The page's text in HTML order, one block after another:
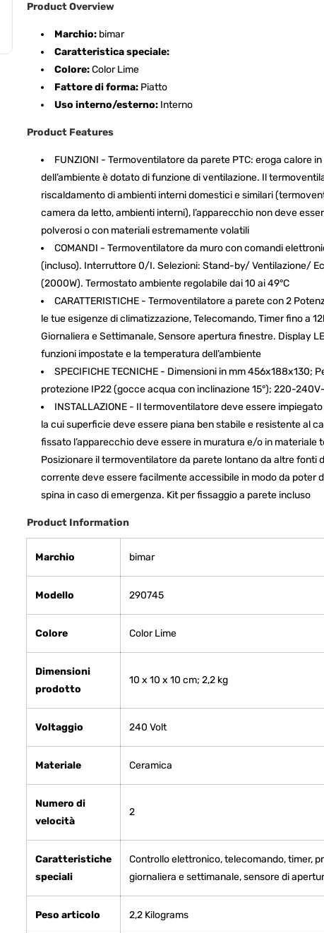
Product Overview
Marchio: bimar
Caratteristica speciale:
Colore:Color Lime
Fattore di forma: Piatto
Uso interno/esterno: Interno
Product Features
FUNZIONI - Termoventilatore da parete PTC: eroga calore
dell’ambiente è dotato di funzione di ventilazione. Il
riscaldamento di ambienti interni domestici e similari
camera da letto, ambienti interni), l’apparecchio non deve
polverosi o con materiali estremamente volatili
COMANDI - Termoventilatore da muro con comandi
(incluso). Interruttore 0/I. Selezioni: Stand-by/ Ventilazione/
(2000W). Termostato ambiente regolabile dai 10 ai 49°C
CARATTERISTICHE - Termoventilatore a parete con 2
le tue esigenze di climatizzazione, Telecomando, Timer fino a
Giornaliera e Settimanale, Sensore apertura finestre. Display
funzioni impostate e la temperatura dell’ambiente
SPECIFICHE TECNICHE - Dimensioni in mm 456x188x130;
protezione IP22 (gocce acqua con inclinazione 15°); 220-
INSTALLAZIONE - Il termoventilatore deve essere
la cui superficie deve essere piana ben stabile e resistente al
fissato l’apparecchio deve essere in muratura e/o in materiale
Posizionare il termoventilatore da parete lontano da altre fonti
corrente deve essere facilmente accessibile in modo da poter
spina in caso di emergenza. Kit per fissaggio a parete incluso
Product Information
Marchio ‎bimar
Modello ‎290745
Colore ‎Color Lime
Dimensioni
prodotto
‎10 x 10 x 10 cm; 2,2 kg
Voltaggio ‎240 Volt
Materiale ‎Ceramica
Numero di
velocità
‎2
Caratteristiche
speciali
‎Controllo elettronico, telecomando, timer,
giornaliera e settimanale, sensore di
Peso articolo ‎2,2 Kilograms